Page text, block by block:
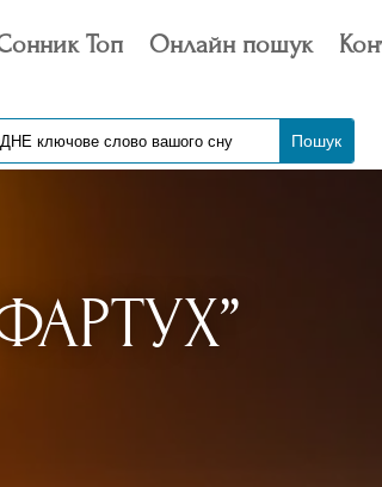
Топ Онлайн пошук